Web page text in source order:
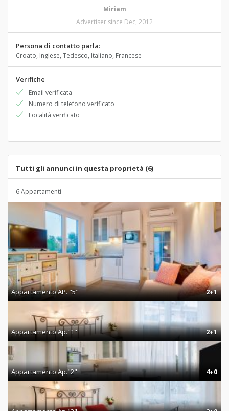
Miriam
Advertiser since Dec, 2012
Persona di contatto parla:
Croato, Inglese, Tedesco, Italiano, Francese
Verifiche
Email verificata
Numero di telefono verificato
Località verificato
Tutti gli annunci in questa proprietà (6)
6 Appartamenti
Appartamento AP. "5" 2+1
Appartamento Ap."1" 2+1
Appartamento Ap."2" 4+0